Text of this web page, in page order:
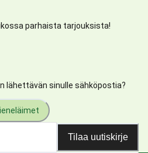
parhaista tarjouksista!
lähettävän sinulle sähköpostia?
Tilaa uutiskirje